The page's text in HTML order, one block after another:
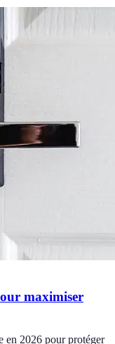
maximiser
en 2026 pour protéger